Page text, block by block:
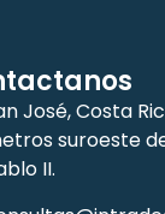
José, Costa
suroeste
II.